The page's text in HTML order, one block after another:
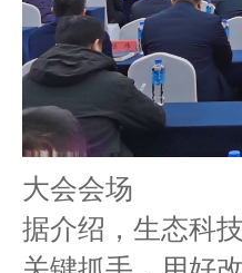
大会会场
据介绍，生态科